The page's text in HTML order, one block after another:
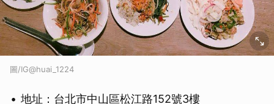
圖/IG@huai_1224
地址：台北市中山區松江路152號3樓